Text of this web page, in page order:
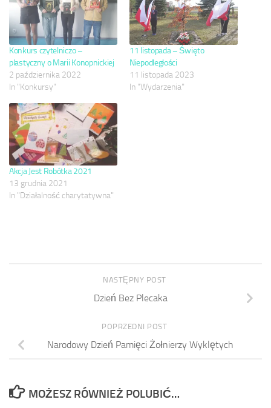
Konkurs czytelniczo –
plastyczny o Marii Konopnickiej
2 października 2022
In "Konkursy"
11 listopada – Święto
Niepodległości
11 listopada 2023
In "Wydarzenia"
Akcja Jest Robótka 2021
13 grudnia 2021
In "Działalność charytatywna"
NASTĘPNY POST
Dzień Bez Plecaka
POPRZEDNI POST
Narodowy Dzień Pamięci Żołnierzy Wyklętych
MOŻESZ RÓWNIEŻ POLUBIĆ…